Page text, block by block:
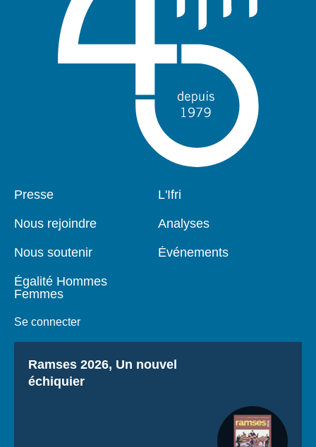
Pied
Presse
Nous rejoindre
Nous soutenir
Égalité Hommes
Femmes
Se connecter
Navigation
L'Ifri
Analyses
Événements
Titre
Ramses 2026, Un nouvel
échiquier